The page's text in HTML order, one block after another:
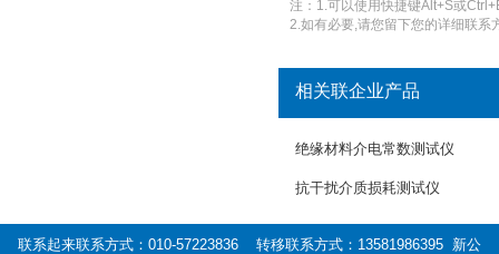
注：1.可以使用快捷键Alt+S或
2.如有必要,请您留下您的详细联系
相关联企业产品
绝缘材料介电常数测试仪
抗干扰介质损耗测试仪
联系起来联系方式：010-57223836 转移联系方式：13581986395 新公